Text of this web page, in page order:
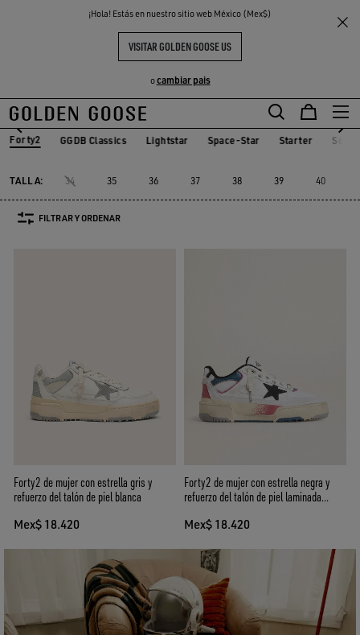
¡Hola! Estás en nuestro sitio web México (Mex$)
VISITAR GOLDEN GOOSE US
ocambiar pais
THE
COMMUNITY
Sneakers Forty2
FORTY2 MUJER
Forty2 GGDB Classics Lightstar Space-Star Starter
TALLA: 34 35 36 37 38 39 40
FILTRAR Y ORDENAR
Forty2 de mujer con estrella gris y
refuerzo del talón de piel blanca
Mex$ 18.420
Forty2 de mujer con estrella negra y
refuerzo del talón de piel laminada
Mex$ 18.420